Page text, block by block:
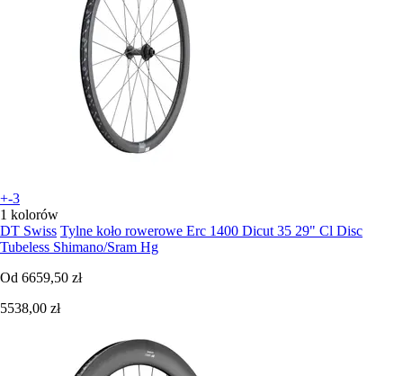
+-3
1 kolorów
DT Swiss Tylne koło rowerowe Erc 1400 Dicut 35 29" Cl Disc
Tubeless Shimano/Sram Hg
Od 6659,50 zł
5538,00 zł